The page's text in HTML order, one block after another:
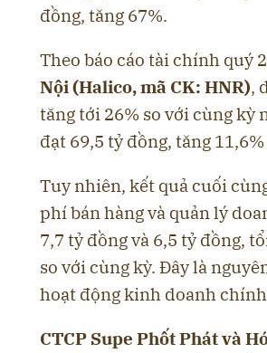
đồng, tăng 67%.
Theo báo cáo tài chính quý
Nội (Halico, mã CK: HNR),
tăng tới 26% so với cùng kỳ
đạt 69,5 tỷ đồng, tăng
Tuy nhiên, kết quả cuối
phí bán hàng và quản lý
7,7 tỷ đồng và 6,5 tỷ đồng,
so với cùng kỳ. Đây là
hoạt động kinh doanh
CTCP Supe Phốt Phát và